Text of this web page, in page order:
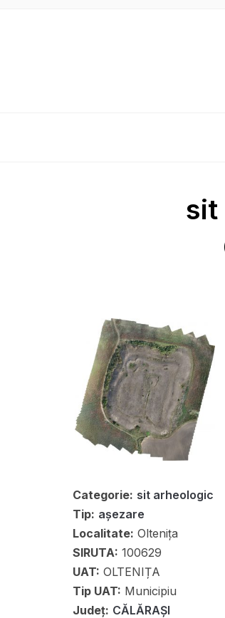
sit
Categorie: sit arheologic
Tip: așezare
Localitate: Oltenița
SIRUTA: 100629
UAT: OLTENIȚA
Tip UAT: Municipiu
Județ: CĂLĂRAȘI